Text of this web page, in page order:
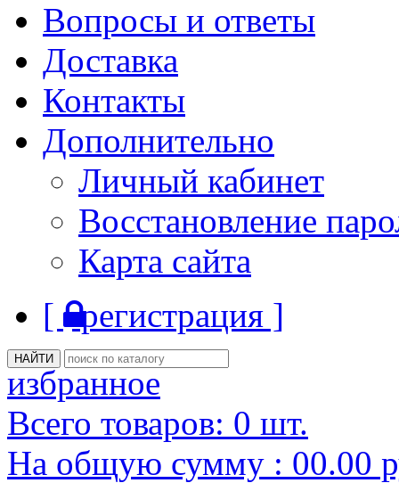
Вопросы и ответы
Доставка
Контакты
Дополнительно
Личный кабинет
Восстановление
Карта сайта
[ регистрация ]
избранное
Всего товаров: 0 шт.
На общую сумму : 00.00